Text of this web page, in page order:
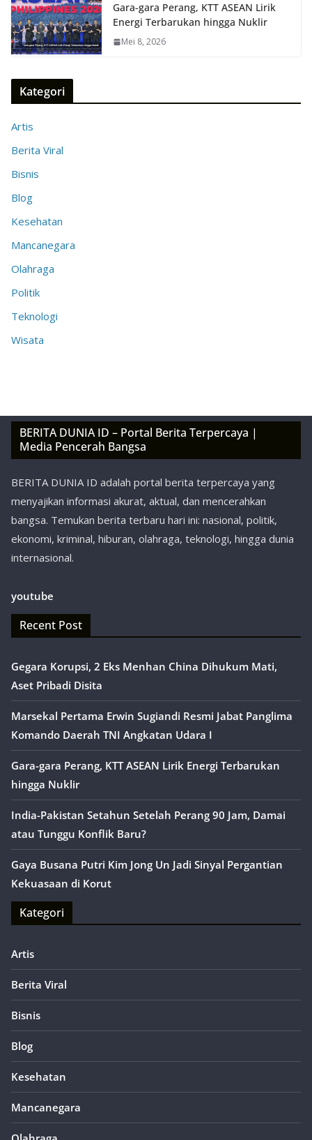
Gara-gara Perang, KTT ASEAN Lirik
Energi Terbarukan hingga Nuklir
Mei 8, 2026
Kategori
Artis
Berita Viral
Bisnis
Blog
Kesehatan
Mancanegara
Olahraga
Politik
Teknologi
Wisata
BERITA DUNIA ID – Portal Berita Terpercaya |
Media Pencerah Bangsa
BERITA DUNIA ID adalah portal berita terpercaya yang
menyajikan informasi akurat, aktual, dan mencerahkan
bangsa. Temukan berita terbaru hari ini: nasional, politik,
ekonomi, kriminal, hiburan, olahraga, teknologi, hingga dunia
internasional.
youtube
Recent Post
Gegara Korupsi, 2 Eks Menhan China Dihukum Mati,
Aset Pribadi Disita
Marsekal Pertama Erwin Sugiandi Resmi Jabat Panglima
Komando Daerah TNI Angkatan Udara I
Gara-gara Perang, KTT ASEAN Lirik Energi Terbarukan
hingga Nuklir
India-Pakistan Setahun Setelah Perang 90 Jam, Damai
atau Tunggu Konflik Baru?
Gaya Busana Putri Kim Jong Un Jadi Sinyal Pergantian
Kekuasaan di Korut
Kategori
Artis
Berita Viral
Bisnis
Blog
Kesehatan
Mancanegara